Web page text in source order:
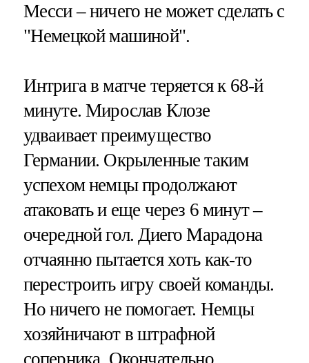
Месси – ничего не может сделать с
"Немецкой машиной".
Интрига в матче теряется к 68-й
минуте. Мирослав Клозе
удваивает преимущество
Германии. Окрыленные таким
успехом немцы продолжают
атаковать и еще через 6 минут –
очередной гол. Диего Марадона
отчаянно пытается хоть как-то
перестроить игру своей команды.
Но ничего не помогает. Немцы
хозяйничают в штрафной
соперника. Окончательно